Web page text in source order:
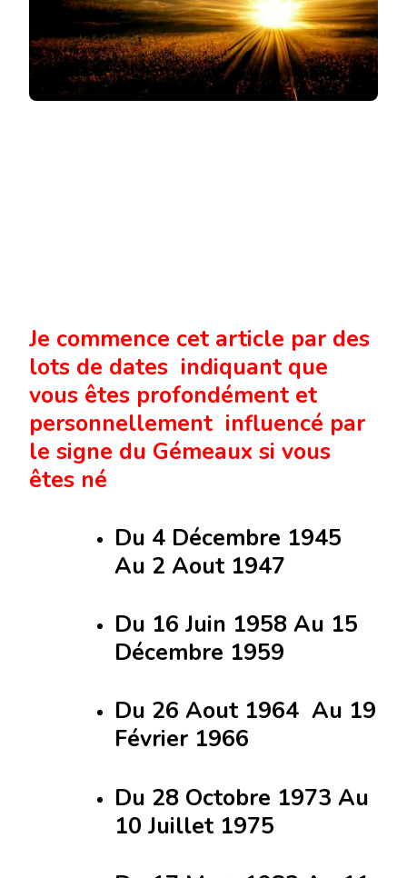
Je commence cet article par des
lots de dates indiquant que
vous êtes profondément et
personnellement influencé par
le signe du Gémeaux si vous
êtes né
Du 4 Décembre 1945
Au 2 Aout 1947
Du 16 Juin 1958 Au 15
Décembre 1959
Du 26 Aout 1964 Au 19
Février 1966
Du 28 Octobre 1973 Au
10 Juillet 1975